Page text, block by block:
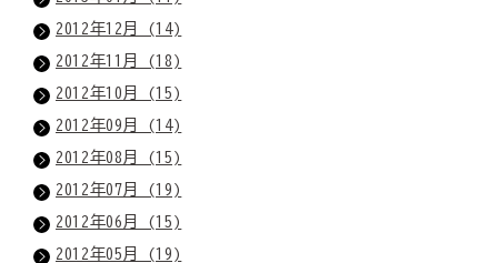
2012年12月 (14)
2012年11月 (18)
2012年10月 (15)
2012年09月 (14)
2012年08月 (15)
2012年07月 (19)
2012年06月 (15)
2012年05月 (19)